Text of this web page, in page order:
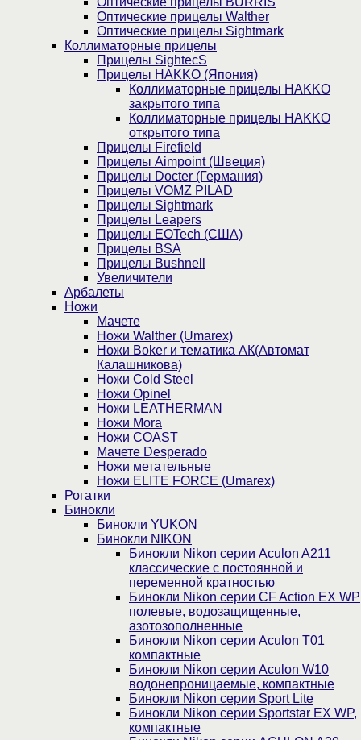
Оптические прицелы Walther
Оптические прицелы Sightmark
Коллиматорные прицелы
Прицелы SightecS
Прицелы HAKKO (Япония)
Коллиматорные прицелы HAKKO
закрытого типа
Коллиматорные прицелы HAKKO
открытого типа
Прицелы Firefield
Прицелы Aimpoint (Швеция)
Прицелы Docter (Германия)
Прицелы VOMZ PILAD
Прицелы Sightmark
Прицелы Leapers
Прицелы EOTech (США)
Прицелы BSA
Прицелы Bushnell
Увеличители
Арбалеты
Ножи
Мачете
Ножи Walther (Umarex)
Ножи Boker и тематика АК(Автомат
Калашникова)
Ножи Cold Steel
Ножи Opinel
Ножи LEATHERMAN
Ножи Mora
Ножи COAST
Мачете Desperado
Ножи метательные
Ножи ELITE FORCE (Umarex)
Рогатки
Бинокли
Бинокли YUKON
Бинокли NIKON
Бинокли Nikon серии Aculon A211
классические с постоянной и
переменной кратностью
Бинокли Nikon серии СF Action EX WP
полевые, водозащищенные,
азотозополненные
Бинокли Nikon серии Aculon T01
компактные
Бинокли Nikon серии Aculon W10
водонепроницаемые, компактные
Бинокли Nikon серии Sport Lite
Бинокли Nikon серии Sportstar EX WP,
компактные